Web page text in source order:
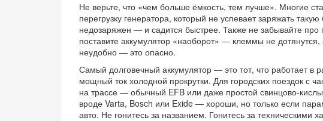
Не верьте, что «чем больше ёмкость, тем лучше». Многие
перегрузку генератора, который не успевает заряжать
недозаряжен — и садится быстрее. Также не забывайте
поставите аккумулятор «наоборот» — клеммы не
неудобно — это опасно.
Самый долговечный аккумулятор — это тот, что работает в
мощный ток холодной прокрутки. Для городских поездок с
на трассе — обычный EFB или даже простой свинцово-
вроде Varta, Bosch или Exide — хороши, но только если
авто. Не гонитесь за названием. Гонитесь за техническими